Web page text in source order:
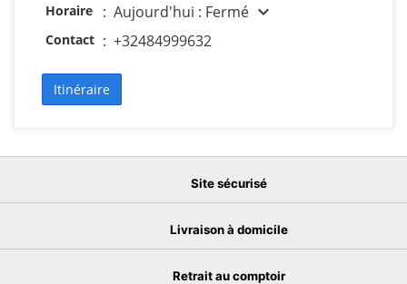
Horaire : Aujourd'hui : Fermé expand_more
Contact : +32484999632
Itinéraire
Site sécurisé
Livraison à domicile
Retrait au comptoir